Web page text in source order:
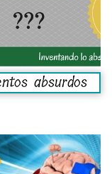
absurdos